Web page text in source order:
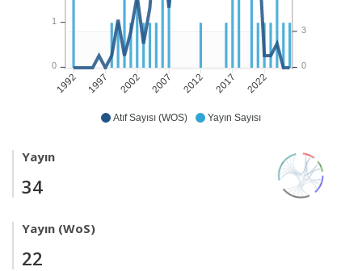
Atıf Sayısı (WOS) Yayın Sayısı
1992 1997 2002 2007 2012 2017 2022
3
0
1
0
Yayın
34
Yayın (WoS)
22